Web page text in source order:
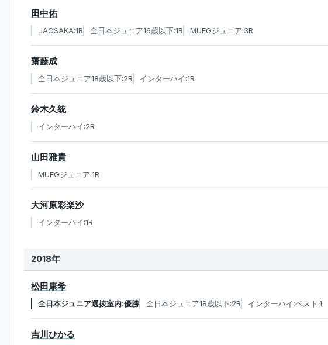
田中佑
JAOSAKA:1R 全日本ジュニア16歳以下:1R MUFGジュニア:3R
齋藤成
全日本ジュニア18歳以下:2R インターハイ:1R
鈴木久統
インターハイ:2R
山田雅貴
MUFGジュニア:1R
大河原彩楽沙
インターハイ:1R
2018年
松田康希
全日本ジュニア選抜室内:優勝 全日本ジュニア18歳以下:2R インターハイ:ベスト4
吉川ひかる